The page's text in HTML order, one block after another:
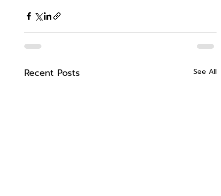
Recent Posts See All